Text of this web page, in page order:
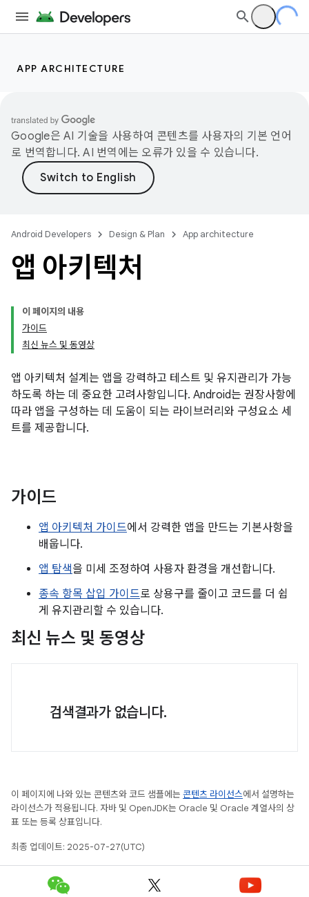
APP ARCHITECTURE
Google은 AI 기술을 사용하여 콘텐츠를 사용자의 기본 언어
로 번역합니다. AI 번역에는 오류가 있을 수 있습니다.
Android Developers Design & Plan App architecture
앱 아키텍처
이 페이지의 내용
가이드
최신 뉴스 및 동영상
앱 아키텍처 설계는 앱을 강력하고 테스트 및 유지관리가 가능
하도록 하는 데 중요한 고려사항입니다. Android는 권장사항에
따라 앱을 구성하는 데 도움이 되는 라이브러리와 구성요소 세
트를 제공합니다.
가이드
앱 아키텍처 가이드에서 강력한 앱을 만드는 기본사항을
배웁니다.
앱 탐색을 미세 조정하여 사용자 환경을 개선합니다.
종속 항목 삽입 가이드로 상용구를 줄이고 코드를 더 쉽
게 유지관리할 수 있습니다.
최신 뉴스 및 동영상
검색결과가 없습니다.
이 페이지에 나와 있는 콘텐츠와 코드 샘플에는 콘텐츠 라이선스에서 설명하는
라이선스가 적용됩니다. 자바 및 OpenJDK는 Oracle 및 Oracle 계열사의 상
표 또는 등록 상표입니다.
최종 업데이트: 2025-07-27(UTC)